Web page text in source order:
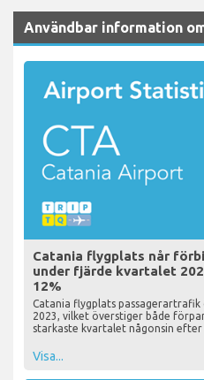
Användbar information
Catania flygplats når
under fjärde kvartalet
12%
Catania flygplats
2023, vilket överstiger både
starkaste kvartalet någonsin efter
Visa...